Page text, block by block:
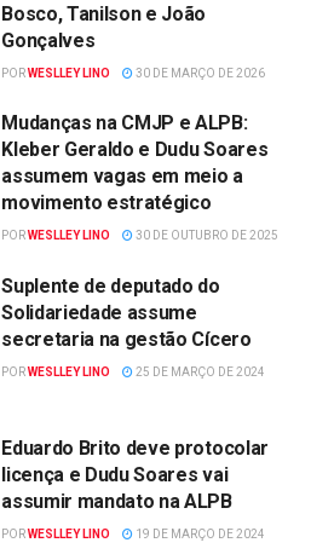
Bosco, Tanilson e João
Gonçalves
PORWESLLEY LINO 30 DE MARÇO DE 2026
Mudanças na CMJP e ALPB:
Kleber Geraldo e Dudu Soares
assumem vagas em meio a
movimento estratégico
PORWESLLEY LINO 30 DE OUTUBRO DE 2025
Suplente de deputado do
Solidariedade assume
secretaria na gestão Cícero
PORWESLLEY LINO 25 DE MARÇO DE 2024
Eduardo Brito deve protocolar
licença e Dudu Soares vai
assumir mandato na ALPB
PORWESLLEY LINO 19 DE MARÇO DE 2024